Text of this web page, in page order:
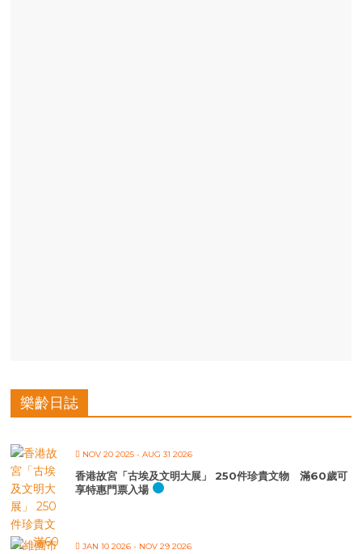
樂齡日誌
NOV 20 2025 - AUG 31 2026
香港故宮「古埃及文明大展」 250件珍貴文物 滿60歲可
享特惠門票入場
JAN 10 2026 - NOV 29 2026